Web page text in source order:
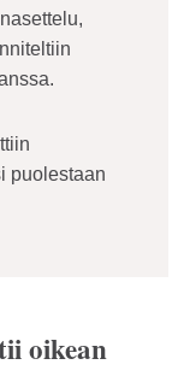
puolestaan
oikean